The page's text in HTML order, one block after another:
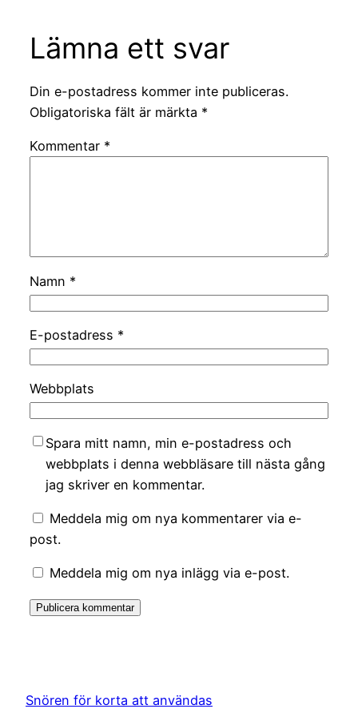
Lämna ett svar
Din e-postadress kommer inte publiceras.
Obligatoriska fält är märkta *
Kommentar *
Namn *
E-postadress *
Webbplats
Spara mitt namn, min e-postadress och
webbplats i denna webbläsare till nästa gång
jag skriver en kommentar.
Meddela mig om nya kommentarer via e-
post.
Meddela mig om nya inlägg via e-post.
Snören för korta att användas